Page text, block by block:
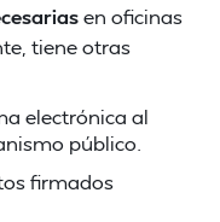
en oficinas
tiene otras
electrónica al
público.
firmados